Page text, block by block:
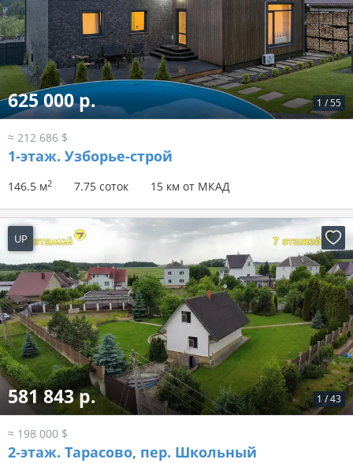
1 /55
625 000 р.
≈ 212 686 $
1-этаж. Узборье-строй
146.5 м2 7.75 соток 15 км от МКАД
UP 3 часа назад
1 /43
581 843 р.
≈ 198 000 $
2-этаж. Тарасово, пер. Школьный